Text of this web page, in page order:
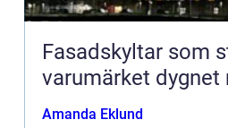
Fasadskyltar som
varumärket dygnet
Amanda Eklund